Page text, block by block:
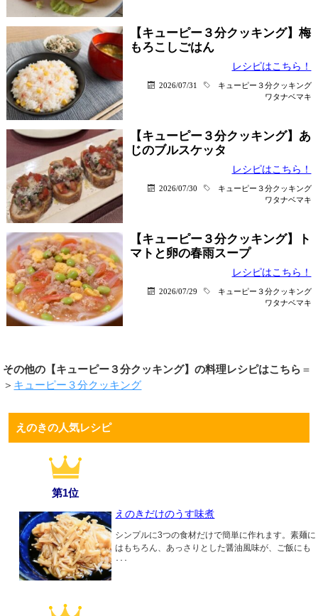
【キューピー３分クッキング】梅
もろこしごはん
レシピはこちら！
2026/07/31
キューピー３分クッキング
ワタナベマキ
【キューピー３分クッキング】あ
じのブルスケッタ
レシピはこちら！
2026/07/30
キューピー３分クッキング
ワタナベマキ
【キューピー３分クッキング】ト
マトと卵の春雨スープ
レシピはこちら！
2026/07/29
キューピー３分クッキング
ワタナベマキ
その他の【キューピー３分クッキング】の料理レシピはこちら ＝
＞ キューピー３分クッキング
えのきの人気レシピ
第1位
えのきだけのうす味煮
シンプルに3つの食材だけで簡単に作れます。素麺に
はもちろん、あっさりとした醤油風味が、ご飯にも
･･･